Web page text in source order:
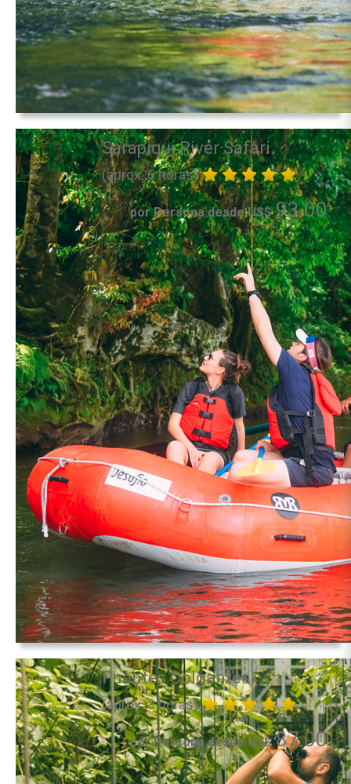
Sarapiqui River Safari
(aprox. 6 horas)
por Persona desde US$93.00
Puentes Colgantes
(aprox. 3 horas)
por Persona desde US$87.00